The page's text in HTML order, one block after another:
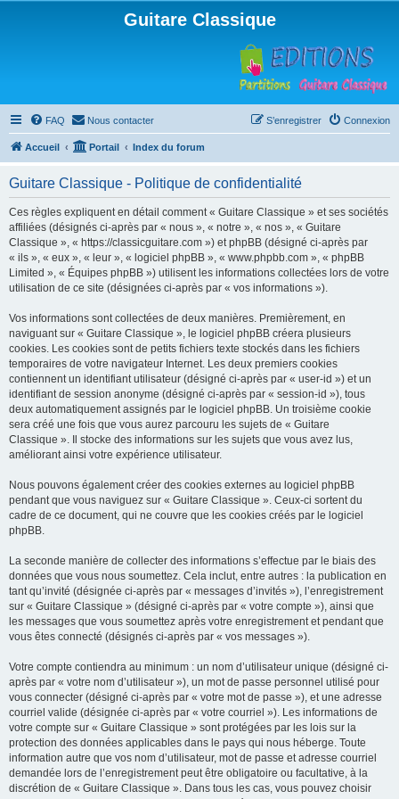
Guitare Classique
FAQ Nous contacter Connexion
S’enregistrer
Accueil Portail Index du forum
Guitare Classique - Politique de confidentialité
Ces règles expliquent en détail comment « Guitare Classique » et ses sociétés
affiliées (désignés ci-après par « nous », « notre », « nos », « Guitare
Classique », « https://classicguitare.com ») et phpBB (désigné ci-après par
« ils », « eux », « leur », « logiciel phpBB », « www.phpbb.com », « phpBB
Limited », « Équipes phpBB ») utilisent les informations collectées lors de votre
utilisation de ce site (désignées ci-après par « vos informations »).
Vos informations sont collectées de deux manières. Premièrement, en
naviguant sur « Guitare Classique », le logiciel phpBB créera plusieurs
cookies. Les cookies sont de petits fichiers texte stockés dans les fichiers
temporaires de votre navigateur Internet. Les deux premiers cookies
contiennent un identifiant utilisateur (désigné ci-après par « user-id ») et un
identifiant de session anonyme (désigné ci-après par « session-id »), tous
deux automatiquement assignés par le logiciel phpBB. Un troisième cookie
sera créé une fois que vous aurez parcouru les sujets de « Guitare
Classique ». Il stocke des informations sur les sujets que vous avez lus,
améliorant ainsi votre expérience utilisateur.
Nous pouvons également créer des cookies externes au logiciel phpBB
pendant que vous naviguez sur « Guitare Classique ». Ceux-ci sortent du
cadre de ce document, qui ne couvre que les cookies créés par le logiciel
phpBB.
La seconde manière de collecter des informations s’effectue par le biais des
données que vous nous soumettez. Cela inclut, entre autres : la publication en
tant qu’invité (désignée ci-après par « messages d’invités »), l’enregistrement
sur « Guitare Classique » (désigné ci-après par « votre compte »), ainsi que
les messages que vous soumettez après votre enregistrement et pendant que
vous êtes connecté (désignés ci-après par « vos messages »).
Votre compte contiendra au minimum : un nom d’utilisateur unique (désigné ci-
après par « votre nom d’utilisateur »), un mot de passe personnel utilisé pour
vous connecter (désigné ci-après par « votre mot de passe »), et une adresse
courriel valide (désignée ci-après par « votre courriel »). Les informations de
votre compte sur « Guitare Classique » sont protégées par les lois sur la
protection des données applicables dans le pays qui nous héberge. Toute
information autre que vos nom d’utilisateur, mot de passe et adresse courriel
demandée lors de l’enregistrement peut être obligatoire ou facultative, à la
discrétion de « Guitare Classique ». Dans tous les cas, vous pouvez choisir